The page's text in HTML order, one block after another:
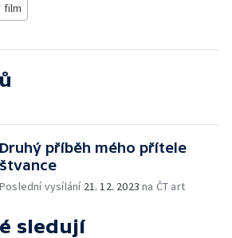
film
Druhý příběh mého přítele
štvance
Poslední vysílání 21. 12. 2023 na ČT art
sledují